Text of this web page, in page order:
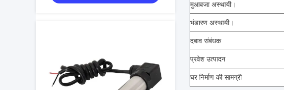
मुआवजा अस्थायी।
भंडारण अस्थायी।
दबाव संबंधक
प्रवेश उत्पादन
घर निर्माण की सामग्री